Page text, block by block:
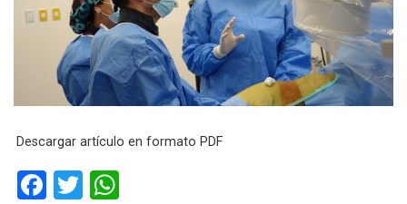
Descargar artículo en formato PDF
F
T